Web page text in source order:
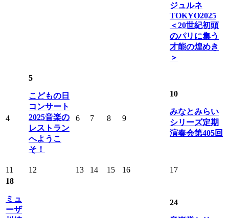
ジュルネ
TOKYO2025
＜20世紀初頭
のパリに集う
才能の煌めき
＞
4
5
こどもの日
コンサート
2025音楽の
レストラン
へようこ
そ！
6 7 8 9
10
みなとみらい
シリーズ定期
演奏会第405回
11 12 13 14 15 16
17
18
ミュ
ーザ
24